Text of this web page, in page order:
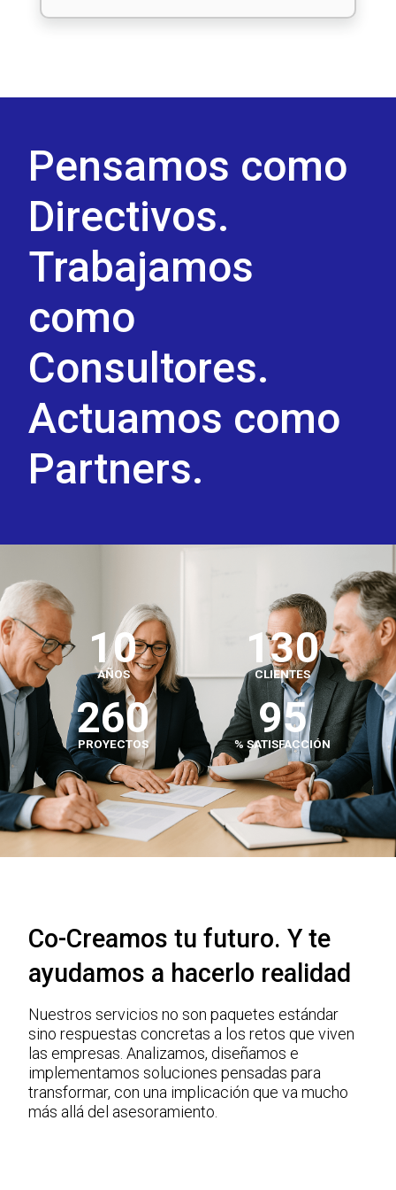
Pensamos como
Directivos.
Trabajamos
como
Consultores.
Actuamos como
Partners.
10
AÑOS
130
CLIENTES
260
PROYECTOS
95
% SATISFACCIÓN
Co-Creamos tu futuro. Y te
ayudamos a hacerlo realidad
Nuestros servicios no son paquetes estándar
sino respuestas concretas a los retos que viven
las empresas. Analizamos, diseñamos e
implementamos soluciones pensadas para
transformar, con una implicación que va mucho
más allá del asesoramiento.